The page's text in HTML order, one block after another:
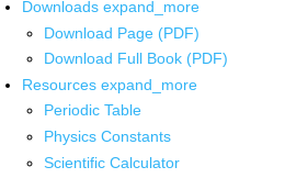
Downloads expand_more
Download Page (PDF)
Download Full Book (PDF)
Resources expand_more
Periodic Table
Physics Constants
Scientific Calculator